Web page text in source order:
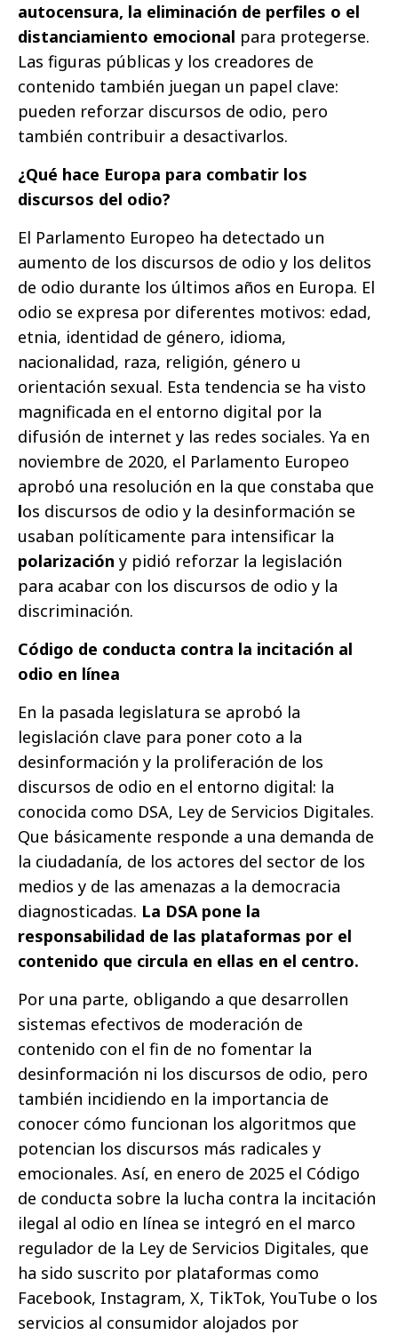
autocensura, la eliminación de perfiles o el
distanciamiento emocional para protegerse.
Las figuras públicas y los creadores de
contenido también juegan un papel clave:
pueden reforzar discursos de odio, pero
también contribuir a desactivarlos.
¿Qué hace Europa para combatir los
discursos del odio?
El Parlamento Europeo ha detectado un
aumento de los discursos de odio y los delitos
de odio durante los últimos años en Europa. El
odio se expresa por diferentes motivos: edad,
etnia, identidad de género, idioma,
nacionalidad, raza, religión, género u
orientación sexual. Esta tendencia se ha visto
magnificada en el entorno digital por la
difusión de internet y las redes sociales. Ya en
noviembre de 2020, el Parlamento Europeo
aprobó una resolución en la que constaba que
los discursos de odio y la desinformación se
usaban políticamente para intensificar la
polarización y pidió reforzar la legislación
para acabar con los discursos de odio y la
discriminación.
Código de conducta contra la incitación al
odio en línea
En la pasada legislatura se aprobó la
legislación clave para poner coto a la
desinformación y la proliferación de los
discursos de odio en el entorno digital: la
conocida como DSA, Ley de Servicios Digitales.
Que básicamente responde a una demanda de
la ciudadanía, de los actores del sector de los
medios y de las amenazas a la democracia
diagnosticadas. La DSA pone la
responsabilidad de las plataformas por el
contenido que circula en ellas en el centro.
Por una parte, obligando a que desarrollen
sistemas efectivos de moderación de
contenido con el fin de no fomentar la
desinformación ni los discursos de odio, pero
también incidiendo en la importancia de
conocer cómo funcionan los algoritmos que
potencian los discursos más radicales y
emocionales. Así, en enero de 2025 el Código
de conducta sobre la lucha contra la incitación
ilegal al odio en línea se integró en el marco
regulador de la Ley de Servicios Digitales, que
ha sido suscrito por plataformas como
Facebook, Instagram, X, TikTok, YouTube o los
servicios al consumidor alojados por